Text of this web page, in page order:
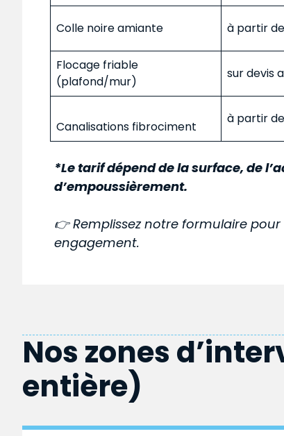
Colle noire amiante à partir
Flocage friable
(plafond/mur)
sur devis
Canalisations fibrociment
à partir
*Le tarif dépend de la surface, de
d’empoussièrement.
👉 Remplissez notre formulaire
engagement.
Nos zones
entière)